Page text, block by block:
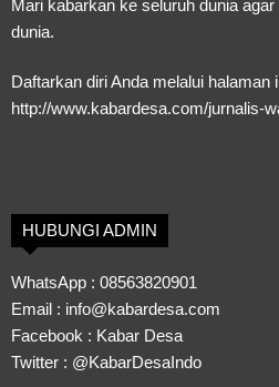
Mari kabarkan ke seluruh dunia
dunia.
Daftarkan diri Anda melalui halaman
http://www.kabardesa.com/jurnalis-
HUBUNGI ADMIN
WhatsApp : 08563820901
Email : info@kabardesa.com
Facebook : Kabar Desa
Twitter : @KabarDesaIndo